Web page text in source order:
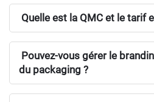
Quelle est la QMC et le tarif
Pouvez-vous gérer le
du packaging ?